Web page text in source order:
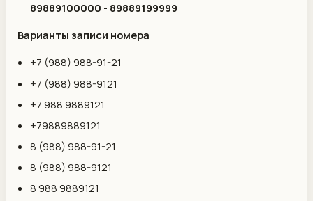
89889100000 - 89889199999
Варианты записи номера
+7 (988) 988-91-21
+7 (988) 988-9121
+7 988 9889121
+79889889121
8 (988) 988-91-21
8 (988) 988-9121
8 988 9889121